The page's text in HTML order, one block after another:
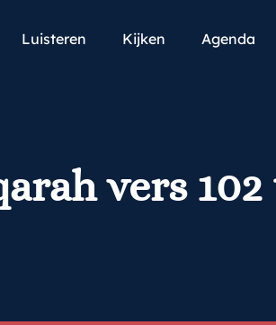
Luisteren Kijken Agenda
vers